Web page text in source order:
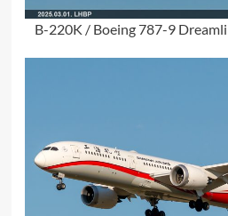
B-220K / Boeing 787-9